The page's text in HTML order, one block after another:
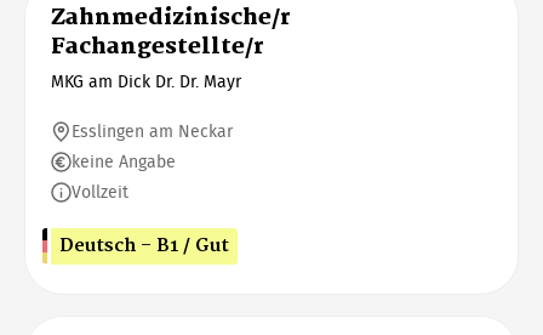
Zahnmedizinische/r
Fachangestellte/r
MKG am Dick Dr. Dr. Mayr
Esslingen am Neckar
keine Angabe
Vollzeit
Deutsch - B1 / Gut